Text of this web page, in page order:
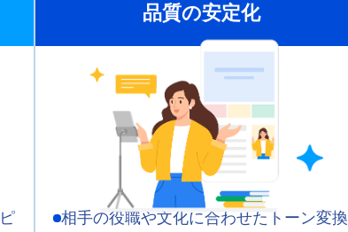
品質の安定化
相手の役職や文化に合わせたトーン変換